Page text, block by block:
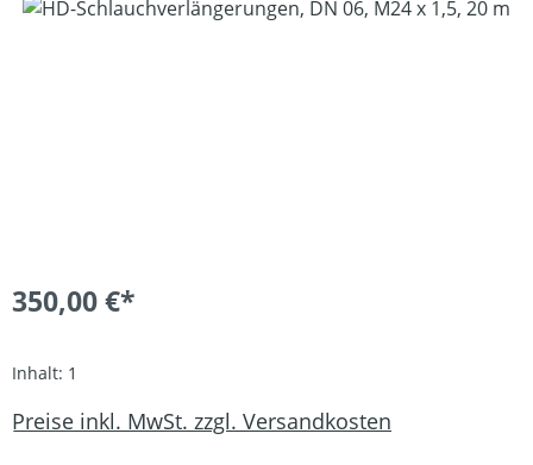
Bildergalerie überspringen
350,00 €*
Inhalt: 1
Preise inkl. MwSt. zzgl. Versandkosten